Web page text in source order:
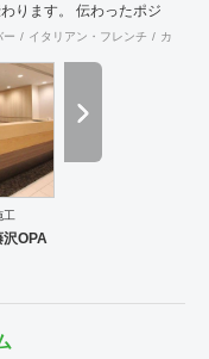
ります。 伝わったポジ
だ幸せが、さらに大きな
<a
www.partsinc.co.jp/</a>
ー イタリアン・フレンチ カフェ
工
OPA